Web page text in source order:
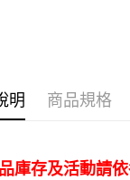
明 商品規格
庫存及活動請